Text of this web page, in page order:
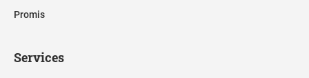
Promis
Services